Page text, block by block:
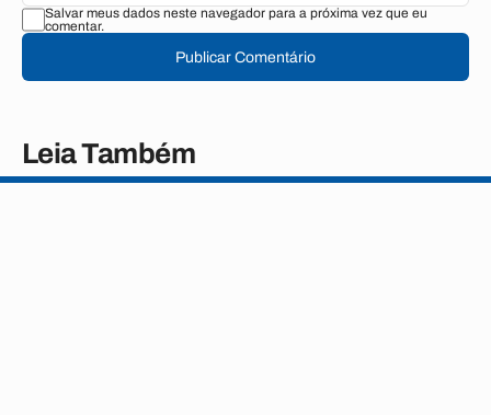
Salvar meus dados neste navegador para a próxima vez que eu
comentar.
Publicar Comentário
Leia Também